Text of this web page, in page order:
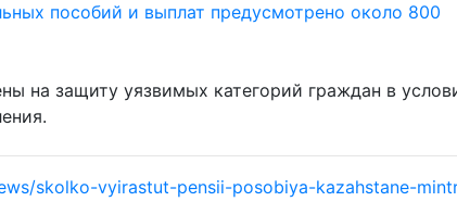
пособий и выплат предусмотрено около 800
на защиту уязвимых категорий граждан в
skolko-vyirastut-pensii-posobiya-kazahstane-